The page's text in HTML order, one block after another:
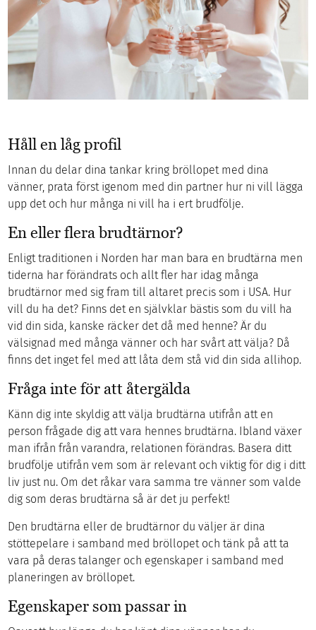
Håll en låg profil
Innan du delar dina tankar kring bröllopet med dina
vänner, prata först igenom med din partner hur ni vill lägga
upp det och hur många ni vill ha i ert brudfölje.
En eller flera brudtärnor?
Enligt traditionen i Norden har man bara en brudtärna men
tiderna har förändrats och allt fler har idag många
brudtärnor med sig fram till altaret precis som i USA. Hur
vill du ha det? Finns det en självklar bästis som du vill ha
vid din sida, kanske räcker det då med henne? Är du
välsignad med många vänner och har svårt att välja? Då
finns det inget fel med att låta dem stå vid din sida allihop.
Fråga inte för att återgälda
Känn dig inte skyldig att välja brudtärna utifrån att en
person frågade dig att vara hennes brudtärna. Ibland växer
man ifrån från varandra, relationen förändras. Basera ditt
brudfölje utifrån vem som är relevant och viktig för dig i ditt
liv just nu. Om det råkar vara samma tre vänner som valde
dig som deras brudtärna så är det ju perfekt!
Den brudtärna eller de brudtärnor du väljer är dina
stöttepelare i samband med bröllopet och tänk på att ta
vara på deras talanger och egenskaper i samband med
planeringen av bröllopet.
Egenskaper som passar in